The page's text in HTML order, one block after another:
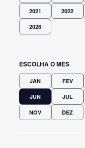
2021 2022
2026
ESCOLHA O MÊS
JAN FEV
JUN JUL
NOV DEZ